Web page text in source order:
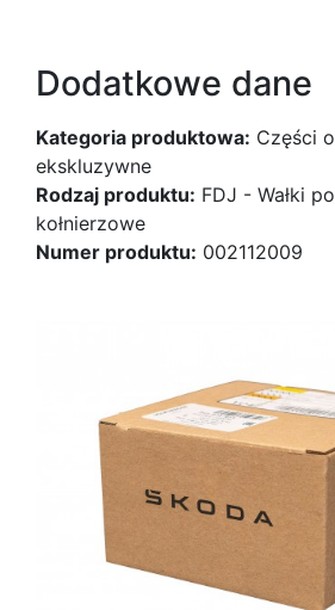
Dodatkowe dane
Kategoria produktowa: Części
ekskluzywne
Rodzaj produktu: FDJ - Wałki
kołnierzowe
Numer produktu: 002112009